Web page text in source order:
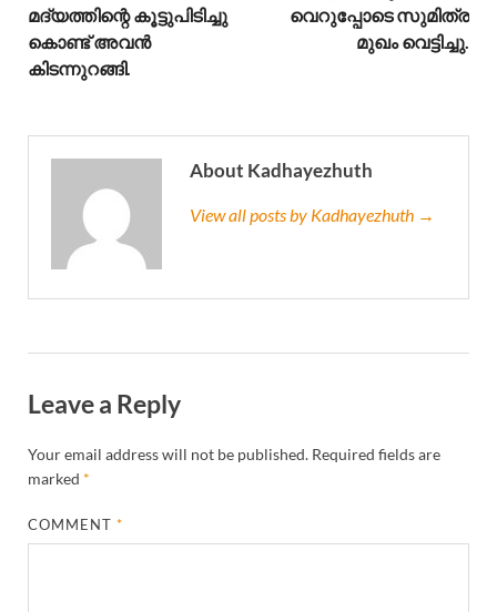
മദ്യത്തിന്റെ കൂട്ടുപിടിച്ചു
കൊണ്ട് അവൻ
കിടന്നുറങ്ങി.
വെറുപ്പോടെ സുമിത്ര
മുഖം വെട്ടിച്ചു.
About Kadhayezhuth
View all posts by Kadhayezhuth →
Leave a Reply
Your email address will not be published. Required fields are
marked *
COMMENT*